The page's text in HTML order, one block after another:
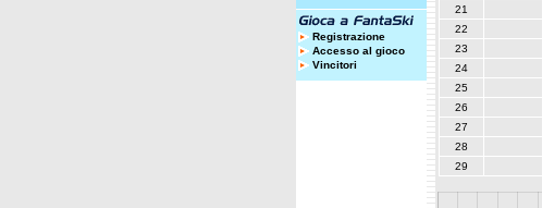
Registrazione
Accesso al gioco
Vincitori
21
22
23
24
25
26
27
28
29